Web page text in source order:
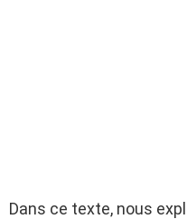
Dans ce texte, nous